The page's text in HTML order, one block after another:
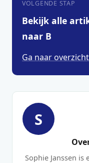
VOLGENDE STAP
Bekijk alle
naar B
Ga naar
S
Sophie Janssen